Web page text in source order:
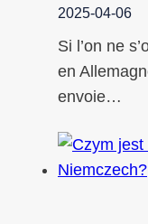
2025-04-06
Si l’on ne
en
envoie…